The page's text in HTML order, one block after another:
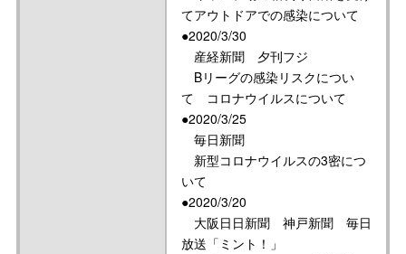
てアウトドアでの感染について
●2020/3/30
産経新聞 夕刊フジ
Bリーグの感染リスクについ
て コロナウイルスについて
●2020/3/25
毎日新聞
新型コロナウイルスの3密につ
いて
●2020/3/20
大阪日日新聞 神戸新聞 毎日
放送「ミント！」